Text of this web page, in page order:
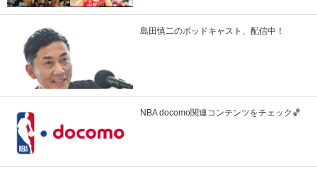
島田慎二のポッドキャスト、配信中！
NBA docomo関連コンテンツをチェック🏀